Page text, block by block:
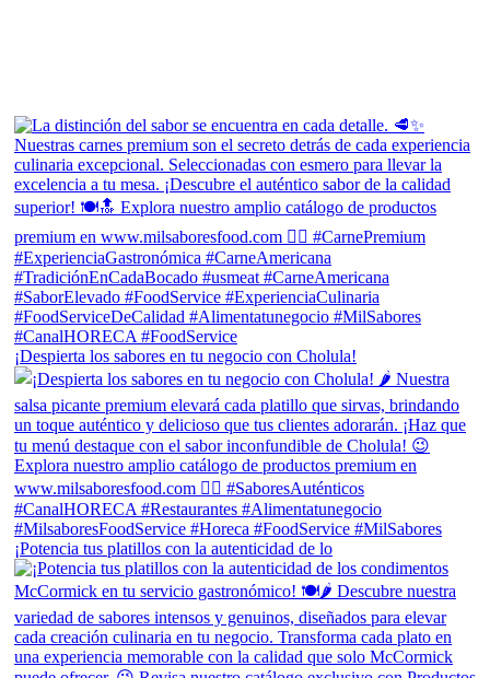
¡Despierta los sabores en tu negocio con Cholula!
¡Potencia tus platillos con la autenticidad de lo